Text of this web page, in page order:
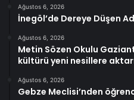
Ağustos 6, 2026
İnegöl’de Dereye Düşen
Ağustos 6, 2026
Metin Sözen Okulu
kültürü yeni nesillere
Ağustos 6, 2026
Gebze Meclisi’nden